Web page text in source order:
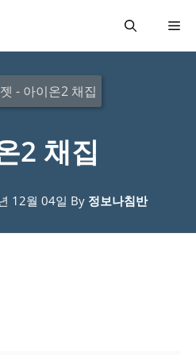
메
- 아이온2 채집
2 채집
12월 04일 By 정보나침반